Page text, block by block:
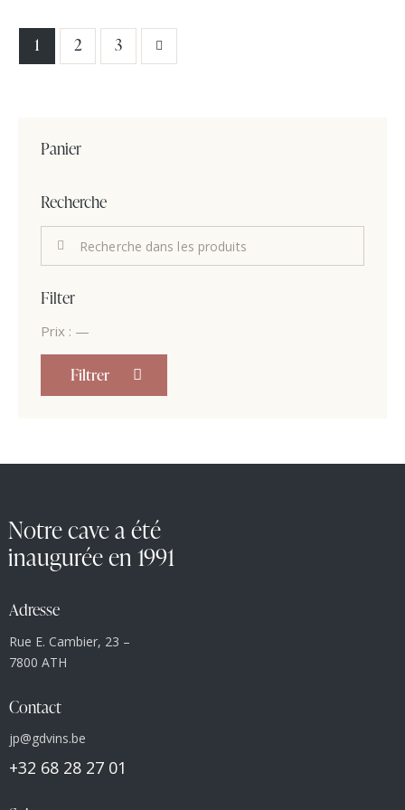
1 2 3
→
Panier
Recherche
Filter
Filtrer
Prix : —
Notre cave a été
inaugurée en 1991
Adresse
Rue E. Cambier, 23 –
7800 ATH
Contact
jp@gdvins.be
+32 68 28 27 01